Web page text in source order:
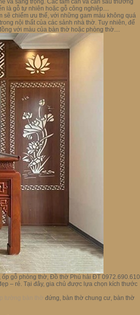
và sang trọng. Các tấm cản và cản sau thường
là gỗ tự nhiên hoặc gỗ công nghiệp....
sẽ chiếm ưu thế, với những gam màu không quá
nội thất của các sảnh nhà thờ. Tuy nhiên, để
với màu của bàn thờ hoặc phòng thờ....
gỗ phòng thờ, Đồ thờ Phú hải ĐT 0972.690.610
– rẻ. Tại đây, gia chủ được lựa chọn kích thước
đứng, bàn thờ chung cư, bàn thờ